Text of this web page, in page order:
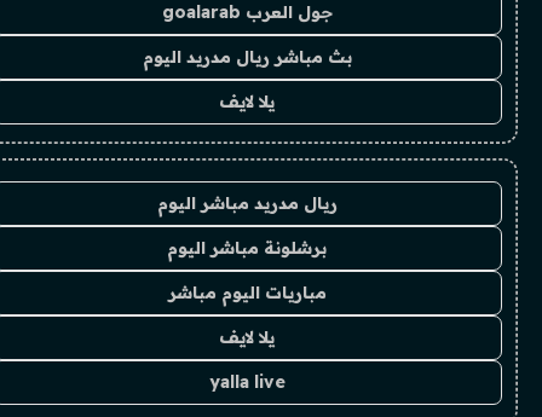
جول العرب goalarab
بث مباشر ريال مدريد اليوم
يلا لايف
ريال مدريد مباشر اليوم
برشلونة مباشر اليوم
مباريات اليوم مباشر
يلا لايف
yalla live